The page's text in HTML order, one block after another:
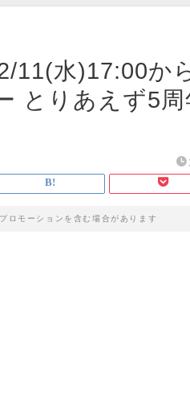
11(水)17:00か
とりあえず5周
ロモーションを含む場合があります